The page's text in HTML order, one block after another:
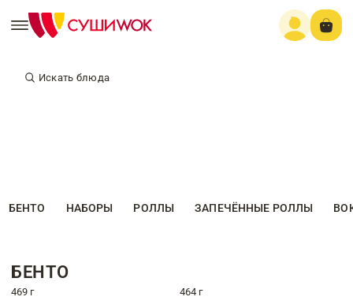
Искать блюда
БЕНТО НАБОРЫ РОЛЛЫ ЗАПЕЧЁННЫЕ РОЛЛЫ
БЕНТО
469 г 464 г